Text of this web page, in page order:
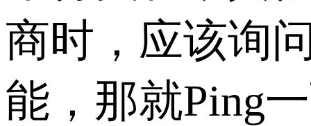
商时，应该询
能，那就Ping